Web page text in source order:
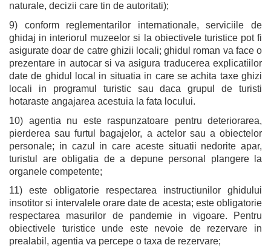
naturale, decizii care tin de autoritati);
9) conform reglementarilor internationale, serviciile de
ghidaj in interiorul muzeelor si la obiectivele turistice pot fi
asigurate doar de catre ghizii locali; ghidul roman va face o
prezentare in autocar si va asigura traducerea explicatiilor
date de ghidul local in situatia in care se achita taxe ghizi
locali in programul turistic sau daca grupul de turisti
hotaraste angajarea acestuia la fata locului.
10) agentia nu este raspunzatoare pentru deteriorarea,
pierderea sau furtul bagajelor, a actelor sau a obiectelor
personale; in cazul in care aceste situatii nedorite apar,
turistul are obligatia de a depune personal plangere la
organele competente;
11) este obligatorie respectarea instructiunilor ghidului
insotitor si intervalele orare date de acesta; este obligatorie
respectarea masurilor de pandemie in vigoare. Pentru
obiectivele turistice unde este nevoie de rezervare in
prealabil, agentia va percepe o taxa de rezervare;